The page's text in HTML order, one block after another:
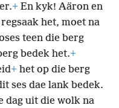
+ En kyk! Aäron en
het, moet na
teen die berg
bedek het.+
+ het op die berg
ses dae lank bedek.
dag uit die wolk na